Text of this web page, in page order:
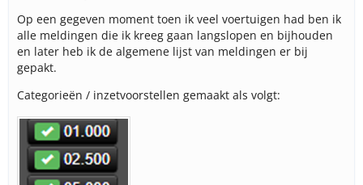
Op een gegeven moment toen ik veel voertuigen had ben ik
alle meldingen die ik kreeg gaan langslopen en bijhouden
en later heb ik de algemene lijst van meldingen er bij
gepakt.
Categorieën / inzetvoorstellen gemaakt als volgt: